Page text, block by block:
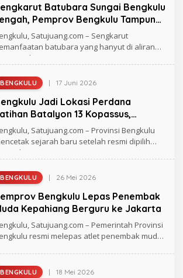
Batubara Sungai Bengkulu
Pemprov Bengkulu Tampung
Warga
Satujuang.com – Sengkarut
batubara yang hanyut di aliran
sungai Kabupaten
Jadi Lokasi Perdana
Batalyon 13 Kopassus,
Simulasi Operasi Khusus dan
Taktis
BENGKULU | 17 Juni 2026
Satujuang.com – Provinsi Bengkulu
sejarah baru setelah resmi dipilih
menjadi
Bengkulu Lepas Penembak
Kepahiang Berguru ke Jakarta
BENGKULU | 26 Mei 2026
Satujuang.com – Pemerintah Provinsi
resmi melepas atlet penembak muda
BENGKULU | 18 Mei 2026